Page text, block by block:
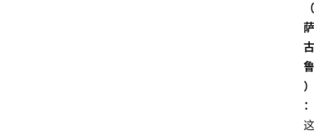
（
萨
古
鲁
）
：
这